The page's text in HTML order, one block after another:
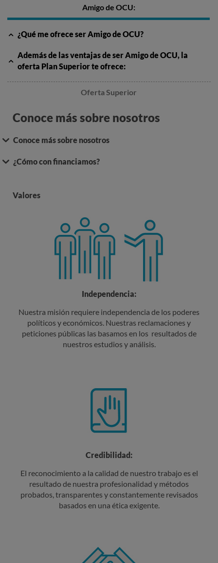
Asesoramiento de médicos, psicólogos,
nutricionistas y servicios sociales
Una guía cada mes, con más de 30 títulos sobre
OCU Plus: benefíciate de condiciones especiales y
numerosos descuentos
PRUEBA AHORA
Amigo de OCU:
¿Qué me ofrece ser Amigo de OCU?
Además de las ventajas de ser Amigo de OCU, la
oferta Plan Superior te ofrece:
Oferta Superior
Conoce más sobre nosotros
Conoce más sobre nosotros
¿Cómo con financiamos?
Valores
Independencia:
Nuestra misión requiere independencia de los poderes
políticos y económicos. Nuestras reclamaciones y
peticiones públicas las basamos en los resultados de
nuestros estudios y análisis.
Credibilidad:
El reconocimiento a la calidad de nuestro trabajo es el
resultado de nuestra profesionalidad y métodos
probados, transparentes y constantemente revisados
basados en una ética exigente.